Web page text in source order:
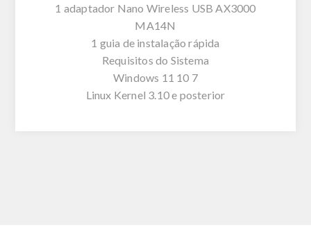
1 adaptador Nano Wireless USB AX3000
MA14N
1 guia de instalação rápida
Requisitos do Sistema
Windows 11 10 7
Linux Kernel 3.10 e posterior